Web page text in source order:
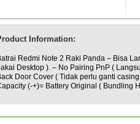
Information:
Redmi Note 2 Raki Panda – Bisa
Desktop ). – No Pairing PnP (
Door Cover ( Tidak perlu ganti
(-+)= Battery Original ( Bundling